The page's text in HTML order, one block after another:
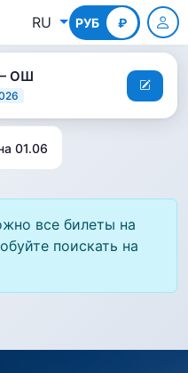
RU РУБ ₽
КГС
ОШ
01.06
все билеты на
поискать на